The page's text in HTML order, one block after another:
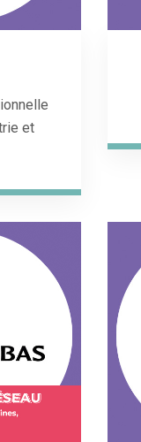
et